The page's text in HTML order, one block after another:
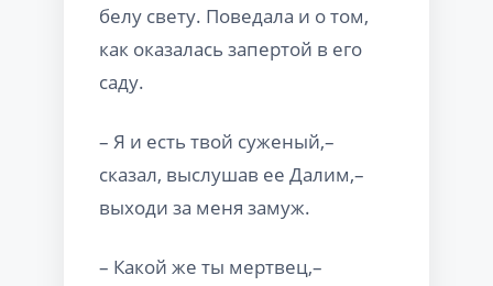
белу свету. Поведала и о том,
как оказалась запертой в его
саду.
– Я и есть твой суженый,–
сказал, выслушав ее Далим,–
выходи за меня замуж.
– Какой же ты мертвец,–